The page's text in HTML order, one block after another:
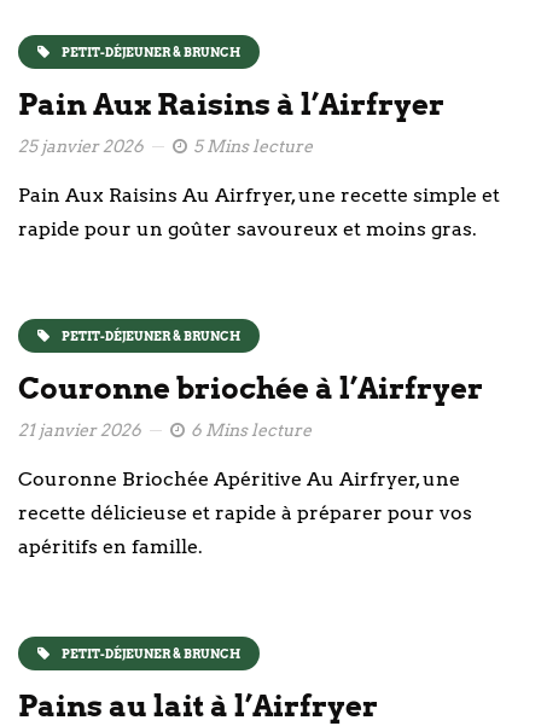
PETIT-DÉJEUNER & BRUNCH
Pain Aux Raisins à l’Airfryer
25 janvier 2026 5 Mins lecture
Pain Aux Raisins Au Airfryer, une recette simple et
rapide pour un goûter savoureux et moins gras.
PETIT-DÉJEUNER & BRUNCH
Couronne briochée à l’Airfryer
21 janvier 2026 6 Mins lecture
Couronne Briochée Apéritive Au Airfryer, une
recette délicieuse et rapide à préparer pour vos
apéritifs en famille.
PETIT-DÉJEUNER & BRUNCH
Pains au lait à l’Airfryer